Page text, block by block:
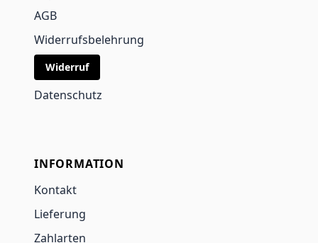
AGB
Widerrufsbelehrung
Widerruf
Datenschutz
INFORMATION
Kontakt
Lieferung
Zahlarten